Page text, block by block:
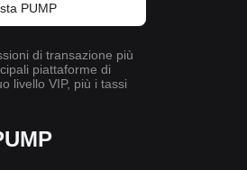
PUMP
di transazione più
piattaforme di
livello VIP, più i tassi